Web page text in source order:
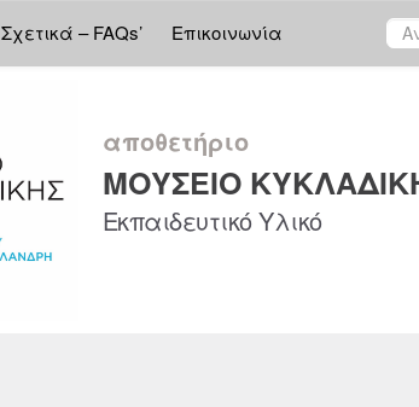
Σχετικά – FAQs’ Επικοινωνία
αποθετήριο
ΜΟΥΣΕΙΟ
Εκπαιδευτικό Υλικό